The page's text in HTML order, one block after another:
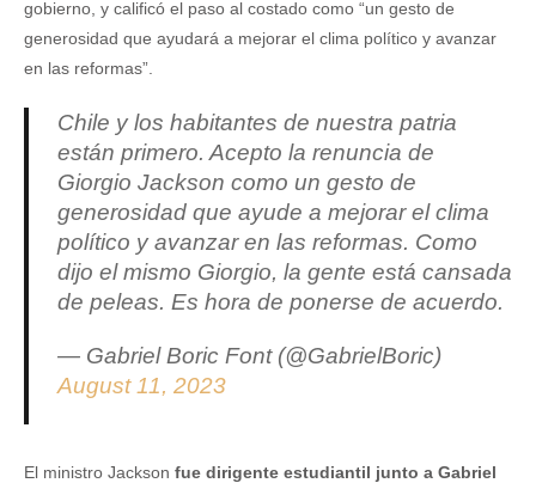
gobierno, y calificó el paso al costado como “un gesto de
generosidad que ayudará a mejorar el clima político y avanzar
en las reformas”.
Chile y los habitantes de nuestra patria
están primero. Acepto la renuncia de
Giorgio Jackson como un gesto de
generosidad que ayude a mejorar el clima
político y avanzar en las reformas. Como
dijo el mismo Giorgio, la gente está cansada
de peleas. Es hora de ponerse de acuerdo.
— Gabriel Boric Font (@GabrielBoric)
August 11, 2023
El ministro Jackson fue dirigente estudiantil junto a Gabriel